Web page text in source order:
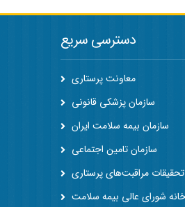
دسترسی سریع
معاونت پرستاری
سازمان پزشکی قانونی
سازمان بیمه سلامت ایران
سازمان تامین اجتماعی
تحقیقات مراقبت‌های پرستاری
شورای عالی بیمه سلامت